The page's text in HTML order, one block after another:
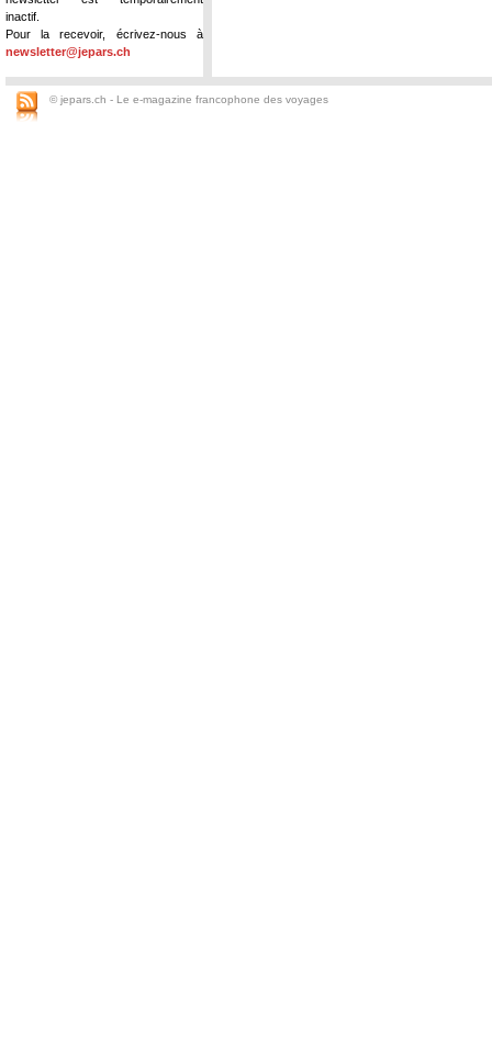
inactif.
Pour la recevoir, écrivez-nous à
newsletter@jepars.ch
© jepars.ch - Le e-magazine francophone des voyages